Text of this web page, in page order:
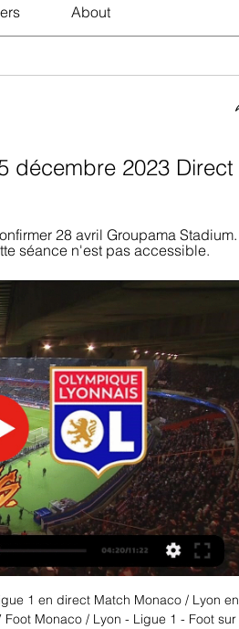
About
décembre 2023 Direct
28 avril Groupama Stadium.
séance n'est pas accessible.
1 en direct Match Monaco / Lyon en
Monaco / Lyon - Ligue 1 - Foot sur